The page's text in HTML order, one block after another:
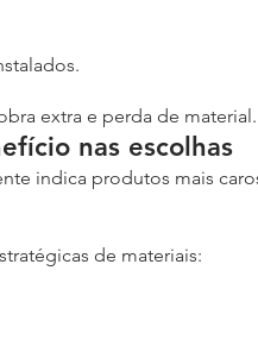
extra e perda de material.
nas escolhas
indica produtos mais
de materiais: